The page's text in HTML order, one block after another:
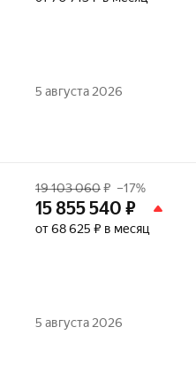
5 августа 2026
19 103 060₽ –17%
15 855 540 ₽
от 68 625 ₽ в месяц
5 августа 2026